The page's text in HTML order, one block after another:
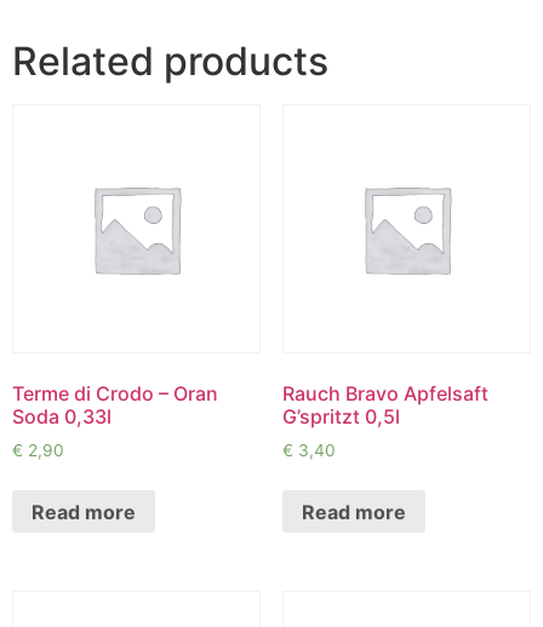
Related products
Terme di Crodo – Oran
Soda 0,33l
€ 2,90
Read more
Rauch Bravo Apfelsaft
G’spritzt 0,5l
€ 3,40
Read more